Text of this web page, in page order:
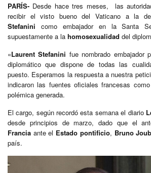
PARÍS- Desde hace tres meses, las
recibir el visto bueno del Vaticano a la
Stefanini como embajador en la Santa
supuestamente a la homosexualidad del
«Laurent Stefanini fue nombrado embajador
diplomático que dispone de todas las
puesto. Esperamos la respuesta a nuestra
indicaron las fuentes oficiales francesas
polémica generada.
El cargo, según recordó esta semana el diario
desde principios de marzo, dado que el
Francia ante el Estado pontificio, Bruno
país.